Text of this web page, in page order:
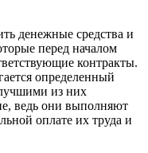
денежные средства и
перед началом
контракты.
определенный
из них
ведь они выполняют
оплате их труда и